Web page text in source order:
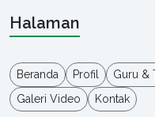
Halaman
Beranda Profil Guru &
Galeri Video
Kontak